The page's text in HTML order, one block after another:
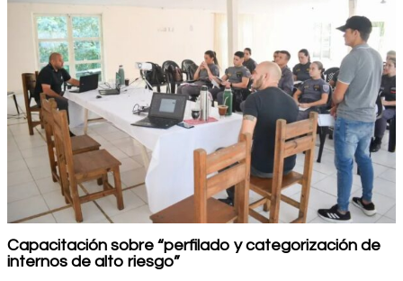
Capacitación sobre “perfilado y categorización de
internos de alto riesgo”